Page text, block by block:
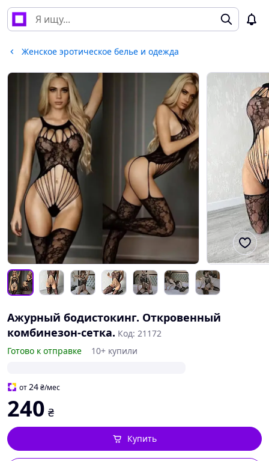
Женское эротическое белье и одежда
Ажурный бодистокинг. Откровенный
комбинезон-сетка. Код: 21172
Готово к отправке
10+ купили
от24₴/мес
240 ₴
Купить